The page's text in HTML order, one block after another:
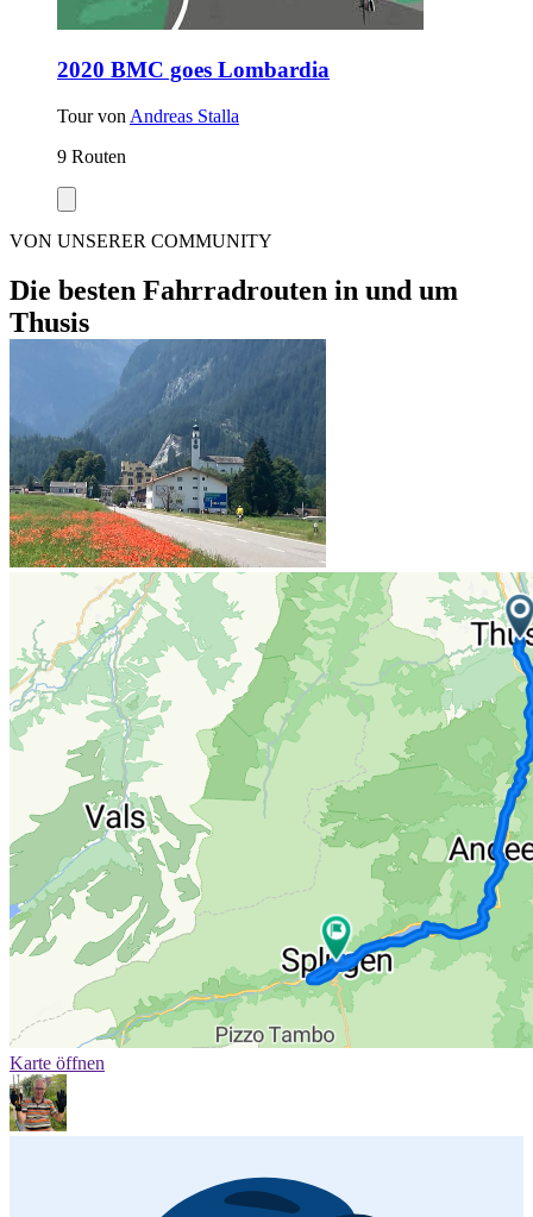
2020 BMC goes Lombardia
Tour von Andreas Stalla
9 Routen
VON UNSERER COMMUNITY
Die besten Fahrradrouten in und um
Thusis
Karte öffnen